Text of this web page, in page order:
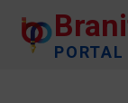
PORTAL